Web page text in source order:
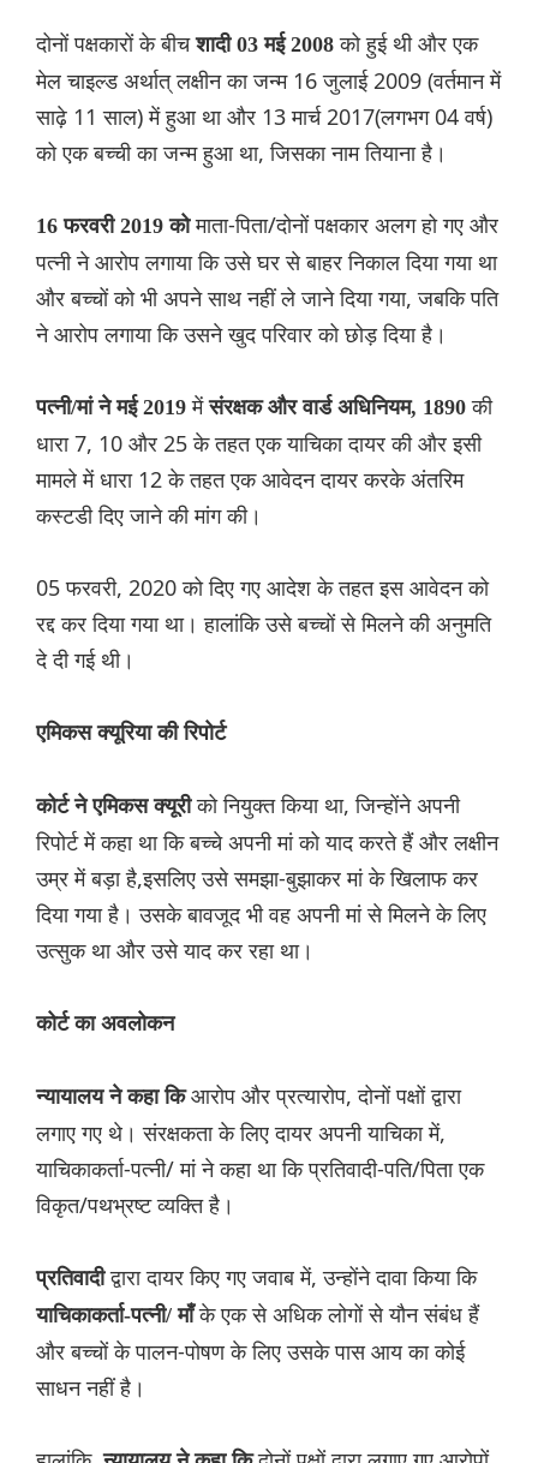
दोनों पक्षकारों के बीचशादी 03 मई 2008 को हुई थी और एक
मेल चाइल्ड अर्थात् लक्षीन का जन्म 16 जुलाई 2009 (वर्तमान में
साढ़े 11 साल) में हुआ था और 13 मार्च 2017(लगभग 04 वर्ष)
को एक बच्ची का जन्म हुआ था, जिसका नाम तियाना है।
16 फरवरी 2019 कोमाता-पिता/दोनों पक्षकार अलग हो गए और
पत्नी ने आरोप लगाया कि उसे घर से बाहर निकाल दिया गया था
और बच्चों को भी अपने साथ नहीं ले जाने दिया गया, जबकि पति
ने आरोप लगाया कि उसने खुद परिवार को छोड़ दिया है।
पत्नी/मां ने मई 2019 मेंसंरक्षक और वार्ड अधिनियम, 1890 की
धारा 7, 10 और 25 के तहत एक याचिका दायर की और इसी
मामले में धारा 12 के तहत एक आवेदन दायर करके अंतरिम
कस्टडी दिए जाने की मांग की।
05 फरवरी, 2020 को दिए गए आदेश के तहत इस आवेदन को
रद्द कर दिया गया था। हालांकि उसे बच्चों से मिलने की अनुमति
दे दी गई थी।
एमिकस क्यूरिया की रिपोर्ट
कोर्ट ने एमिकस क्यूरीको नियुक्त किया था, जिन्होंने अपनी
रिपोर्ट में कहा था कि बच्चे अपनी मां को याद करते हैं और लक्षीन
उम्र में बड़ा है,इसलिए उसे समझा-बुझाकर मां के खिलाफ कर
दिया गया है। उसके बावजूद भी वह अपनी मां से मिलने के लिए
उत्सुक था और उसे याद कर रहा था।
कोर्ट का अवलोकन
न्यायालय ने कहा किआरोप और प्रत्यारोप, दोनों पक्षों द्वारा
लगाए गए थे। संरक्षकता के लिए दायर अपनी याचिका में,
याचिकाकर्ता-पत्नी/ मां ने कहा था कि प्रतिवादी-पति/पिता एक
विकृत/पथभ्रष्ट व्यक्ति है।
प्रतिवादीद्वारा दायर किए गए जवाब में, उन्होंने दावा किया कि
याचिकाकर्ता-पत्नी/ माँके एक से अधिक लोगों से यौन संबंध हैं
और बच्चों के पालन-पोषण के लिए उसके पास आय का कोई
साधन नहीं है।